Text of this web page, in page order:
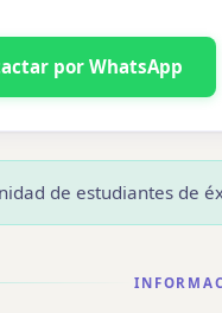
por WhatsApp
de estudiantes de